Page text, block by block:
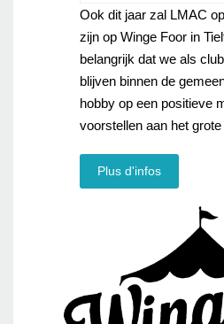
Ook dit jaar zal LMAC
zijn op Winge Foor in
belangrijk dat we als
blijven binnen de
hobby op een positieve
voorstellen aan het grote
Plus d'infos